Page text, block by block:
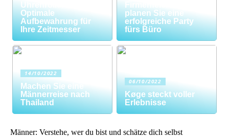
Uhrenrolle: Die
Optimale
Aufbewahrung für
Ihre Zeitmesser
Firmenfeier? So
planen Sie eine
erfolgreiche Party
fürs Büro
14/10/2022
Machen Sie eine
Männerreise nach
Thailand
06/10/2022
Køge steckt voller
Erlebnisse
Männer: Verstehe, wer du bist und schätze dich selbst